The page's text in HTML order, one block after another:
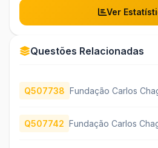
Ver
Questões Relacionadas
Q507738 Fundação Carlos
Q507742 Fundação Carlos